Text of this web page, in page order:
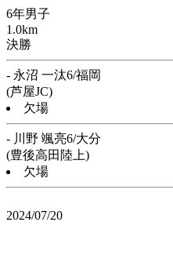
6年男子
1.0km
決勝
- 永沼 一汰6/福岡
(芦屋JC)
欠場
- 川野 颯亮6/大分
(豊後高田陸上)
欠場
2024/07/20